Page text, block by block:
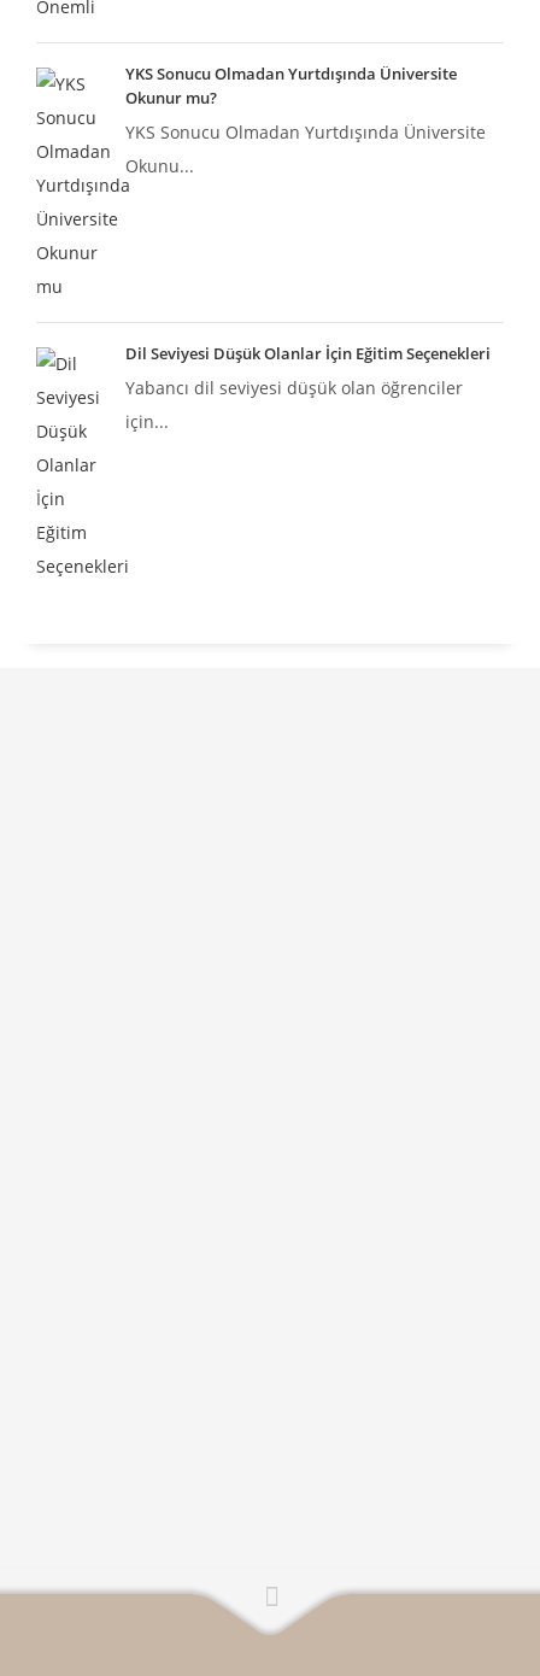
YKS Sonucu Olmadan Yurtdışında Üniversite
Okunur mu?
YKS Sonucu Olmadan Yurtdışında Üniversite
Okunu...
Dil Seviyesi Düşük Olanlar İçin Eğitim Seçenekleri
Yabancı dil seviyesi düşük olan öğrenciler
için...